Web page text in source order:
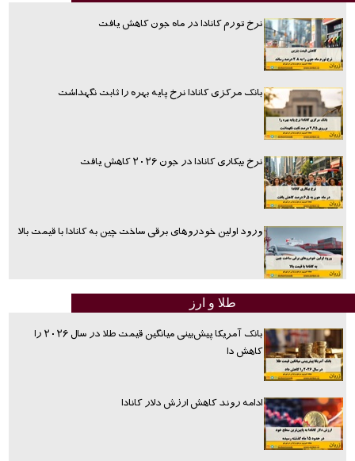
نرخ تورم کانادا در ماه جون کاهش یافت
بانک مرکزی کانادا نرخ پایه بهره را ثابت نگهداشت
نرخ بیکاری کانادا در جون ۲۰۲۶ کاهش یافت
ورود اولین خودروهای برقی ساخت چین به کانادا با قیمت بالا
طلا و ارز
بانک آمریکا پیش‌بینی میانگین قیمت طلا در سال ۲۰۲۶ را
کاهش دا
ادامه روند کاهش ارزش دلار کانادا